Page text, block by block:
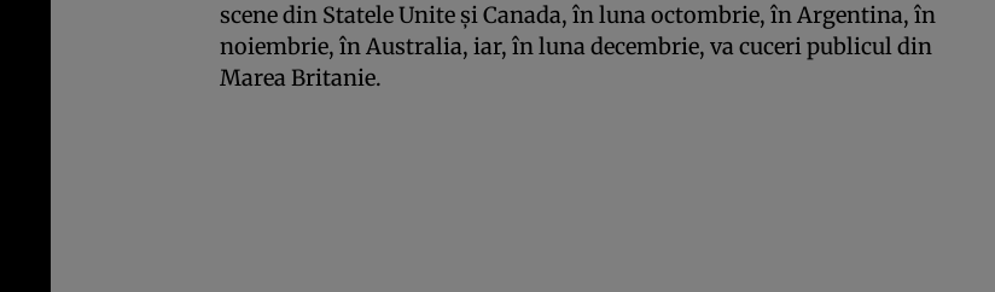
scene din Statele Unite şi Canada, în luna octombrie, în Argentina, în
noiembrie, în Australia, iar, în luna decembrie, va cuceri publicul din
Marea Britanie.